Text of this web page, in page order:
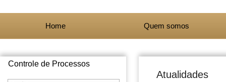
Home Quem somos
Controle de Processos
Atualidades